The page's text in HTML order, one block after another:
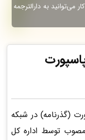
می‌توانید به دارالترجمه‌
(گذرنامه) در شبکه
توسط اداره کل